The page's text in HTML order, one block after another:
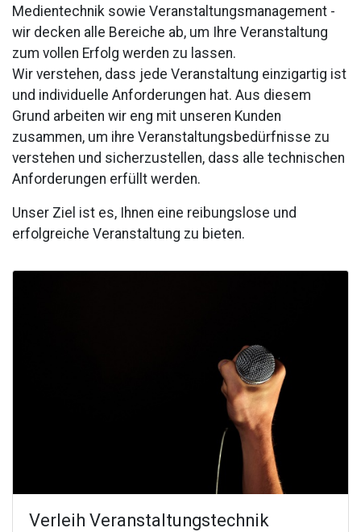
Medientechnik sowie Veranstaltungsmanagement -
wir decken alle Bereiche ab, um Ihre Veranstaltung
zum vollen Erfolg werden zu lassen.
Wir verstehen, dass jede Veranstaltung einzigartig ist
und individuelle Anforderungen hat. Aus diesem
Grund arbeiten wir eng mit unseren Kunden
zusammen, um ihre Veranstaltungsbedürfnisse zu
verstehen und sicherzustellen, dass alle technischen
Anforderungen erfüllt werden.
Unser Ziel ist es, Ihnen eine reibungslose und
erfolgreiche Veranstaltung zu bieten.
Verleih Veranstaltungstechnik